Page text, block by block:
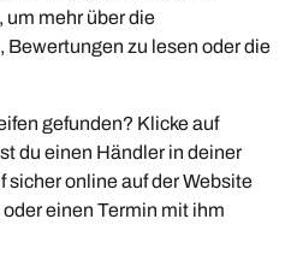
um mehr über die
Bewertungen zu lesen oder die
gefunden? Klicke auf
du einen Händler in deiner
sicher online auf der Website
einen Termin mit ihm